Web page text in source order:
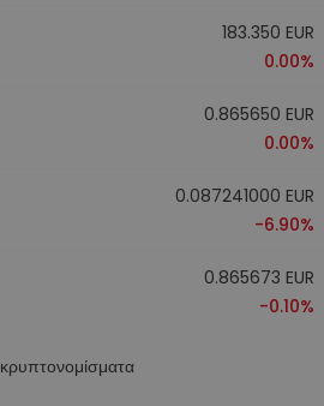
183.350 EUR
0.00%
0.865650 EUR
0.00%
0.087241000 EUR
-6.90%
0.865673 EUR
-0.10%
κρυπτονομίσματα